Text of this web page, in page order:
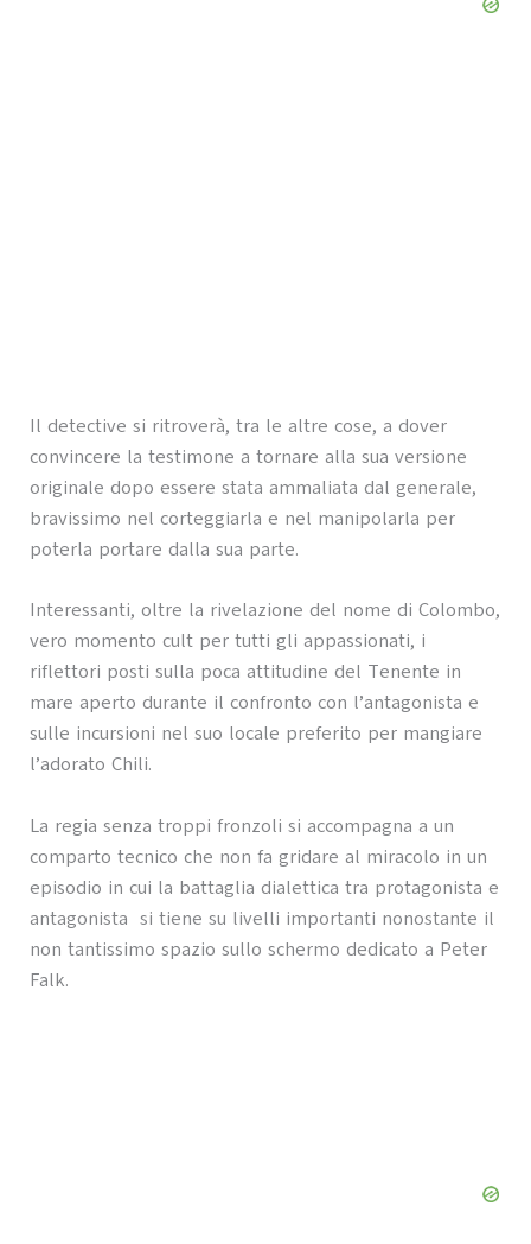
Il detective si ritroverà, tra le altre cose, a dover
convincere la testimone a tornare alla sua versione
originale dopo essere stata ammaliata dal generale,
bravissimo nel corteggiarla e nel manipolarla per
poterla portare dalla sua parte.
Interessanti, oltre la rivelazione del nome di Colombo,
vero momento cult per tutti gli appassionati, i
riflettori posti sulla poca attitudine del Tenente in
mare aperto durante il confronto con l’antagonista e
sulle incursioni nel suo locale preferito per mangiare
l’adorato Chili.
La regia senza troppi fronzoli si accompagna a un
comparto tecnico che non fa gridare al miracolo in un
episodio in cui la battaglia dialettica tra protagonista e
antagonista si tiene su livelli importanti nonostante il
non tantissimo spazio sullo schermo dedicato a Peter
Falk.